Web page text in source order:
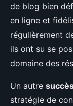
de blog bien
en ligne et
régulièrement
ils ont su se
domaine des
Un autre
stratégie de